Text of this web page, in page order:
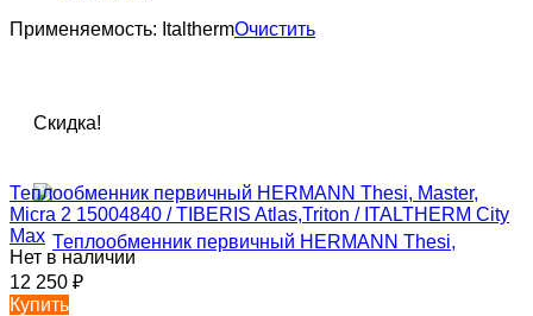
Применяемость: ItalthermОчистить
Скидка!
Теплообменник первичный HERMANN Thesi, Master,
Micra 2 15004840 / TIBERIS Atlas,Triton / ITALTHERM City
Max
Нет в наличии
12 250 ₽
Купить